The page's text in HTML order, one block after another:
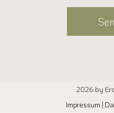
2026 by
Impressum |